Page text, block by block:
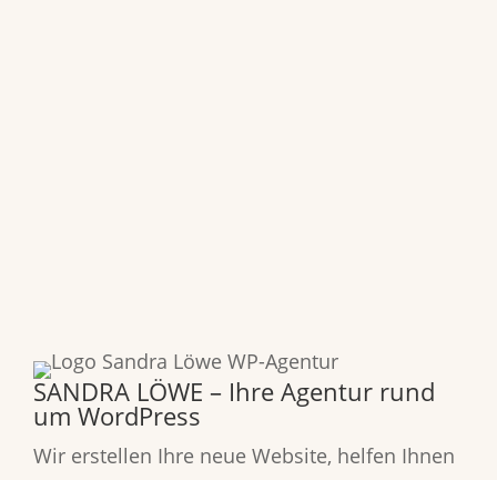
SANDRA LÖWE – Ihre Agentur rund
um WordPress
Wir erstellen Ihre neue Website, helfen Ihnen